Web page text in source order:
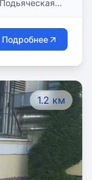
(10 и 11
Подробнее
1.2 км